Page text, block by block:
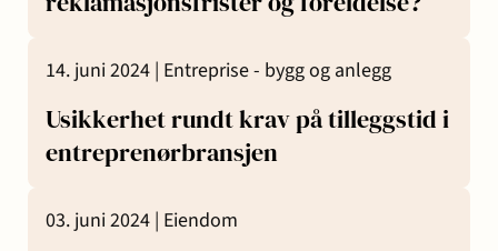
14. juni 2024 | Entreprise - bygg og anlegg
Usikkerhet rundt krav på tilleggstid i
entreprenørbransjen
03. juni 2024 | Eiendom